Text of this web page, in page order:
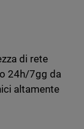
di rete
24h/7gg da
altamente